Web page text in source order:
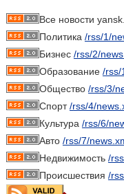
Все новости
Политика /rss/1/
Бизнес /rss/2/
Образование /rss/
Общество /rss/3/
Спорт/rss/4/
Культура /rss/6/
Авто /rss/7/
Недвижимость /
Происшествия /